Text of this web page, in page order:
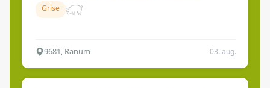
Grise
9681, Ranum 03. aug.